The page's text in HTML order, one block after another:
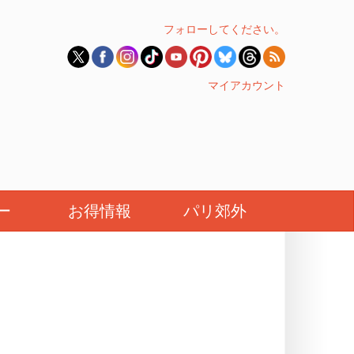
フォローしてください。
マイアカウント
お得情報 パリ郊外